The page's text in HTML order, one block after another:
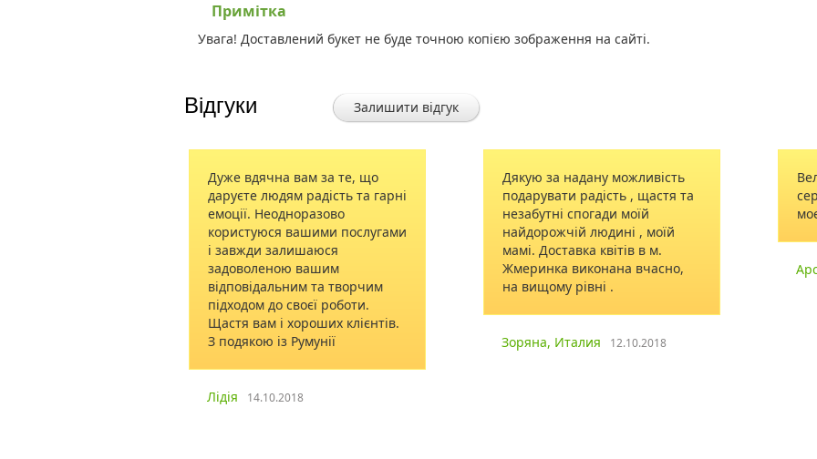
Примітка
Увага! Доставлений букет не буде точною копією зображення на сайті.
Відгуки Залишити відгук
Дуже вдячна вам за те, що
даруєте людям радість та гарні
користуюся вашими послугами
відповідальним та творчим
Щастя вам і хороших клієнтів.
Дякую за надану можливість
подарувати радість , щастя та
незабутні спогади моїй
найдорожчій людині , моїй
мамі. Доставка квітів в м.
Жмеринка виконана вчасно,
на вищому рівні .
Зоряна, Италия
Велика подяка від щирого
сердця за доставлені квіти
моєї родини.
Арсен 28.04.2019